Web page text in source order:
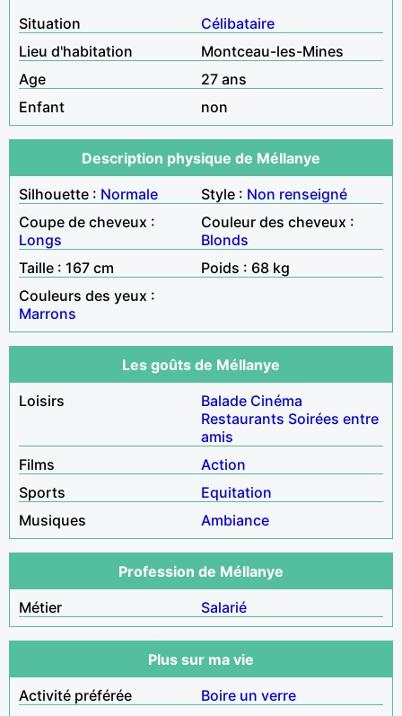
Situation
Célibataire
Lieu d'habitation
Montceau-les-Mines
Age
27 ans
Enfant
non
Description physique de Méllanye
Silhouette : Normale Style : Non renseigné
Coupe de cheveux :
Longs
Couleur des cheveux :
Blonds
Taille : 167 cm
Poids : 68 kg
Couleurs des yeux :
Marrons
Les goûts de Méllanye
Loisirs
Balade Cinéma
Restaurants Soirées entre
amis
Films
Action
Sports
Equitation
Musiques
Ambiance
Profession de Méllanye
Métier
Salarié
Plus sur ma vie
Activité préférée
Boire un verre